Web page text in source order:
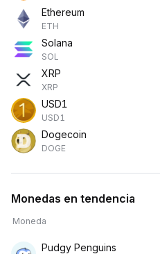
Ethereum
ETH
Solana
SOL
XRP
XRP
USD1
USD1
Dogecoin
DOGE
Monedas en tendencia
Moneda
Pudgy Penguins